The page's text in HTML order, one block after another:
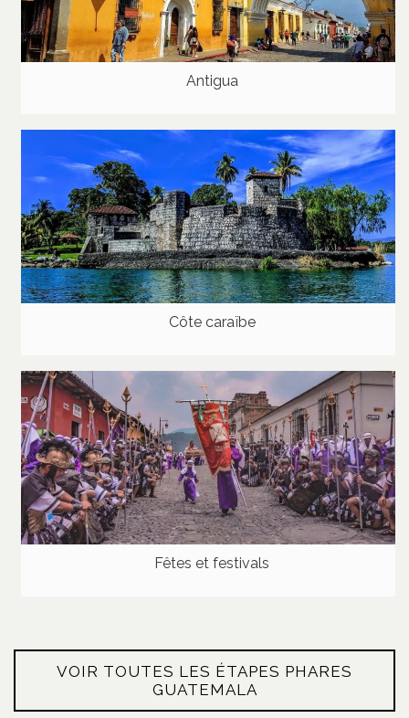
Antigua
Côte caraïbe
Fêtes et festivals
VOIR TOUTES LES ÉTAPES PHARES
GUATEMALA